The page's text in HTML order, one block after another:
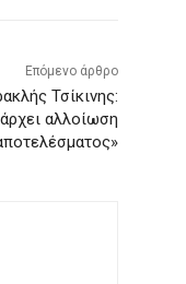
Επόμενο άρθρο
Τσίκινης:
αλλοίωση